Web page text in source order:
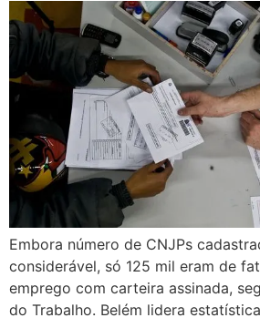
Embora número de CNJPs
considerável, só 125 mil eram de
emprego com carteira assinada,
do Trabalho. Belém lidera